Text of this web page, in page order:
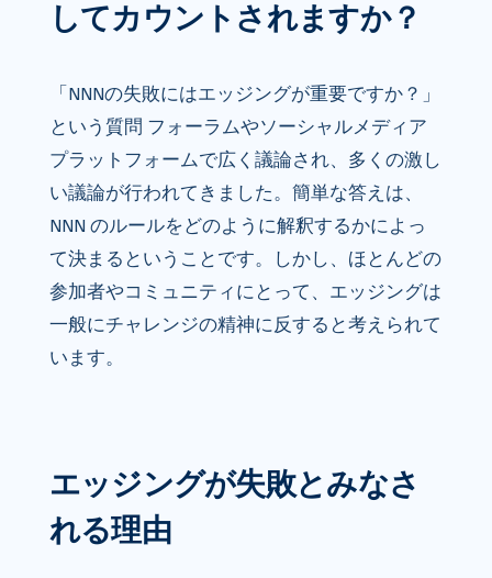
してカウントされますか？
「NNNの失敗にはエッジングが重要ですか？」
という質問 フォーラムやソーシャルメディア
プラットフォームで広く議論され、多くの激し
い議論が行われてきました。簡単な答えは、
NNN のルールをどのように解釈するかによっ
て決まるということです。しかし、ほとんどの
参加者やコミュニティにとって、エッジングは
一般にチャレンジの精神に反すると考えられて
います。
エッジングが失敗とみなさ
れる理由